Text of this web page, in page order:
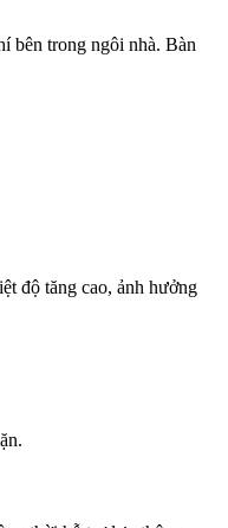
bên trong ngôi nhà. Bàn
độ tăng cao, ảnh hưởng